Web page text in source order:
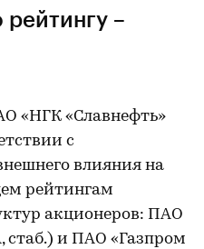
–
«НГК «Славнефть»
с
влияния на
рейтингам
акционеров: ПАО
стаб.) и ПАО «Газпром